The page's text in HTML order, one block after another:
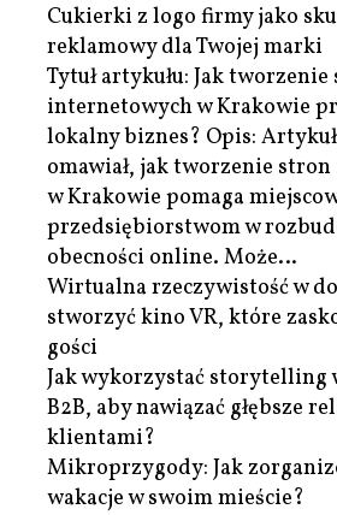
Cukierki z logo firmy jako
reklamowy dla Twojej marki
Tytuł artykułu: Jak
internetowych w Krakowie
lokalny biznes? Opis:
omawiał, jak tworzenie
w Krakowie pomaga
przedsiębiorstwom w
obecności online. Może…
Wirtualna rzeczywistość w
stworzyć kino VR, które
gości
Jak wykorzystać storytelling
B2B, aby nawiązać głębsze
klientami?
Mikroprzygody: Jak
wakacje w swoim mieście?